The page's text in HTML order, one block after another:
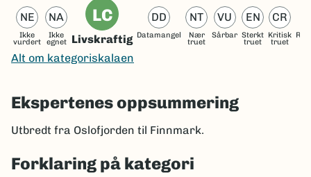
NE
Ikke
vurdert
NA
Ikke
egnet
LC
Livskraftig
DD
Datamangel
NT
Nær
truet
VU
Sårbar
EN
Sterkt
truet
CR
Kritisk
truet
Alt om kategoriskalaen
Ekspertenes oppsummering
Utbredt fra Oslofjorden til Finnmark.
Forklaring på kategori